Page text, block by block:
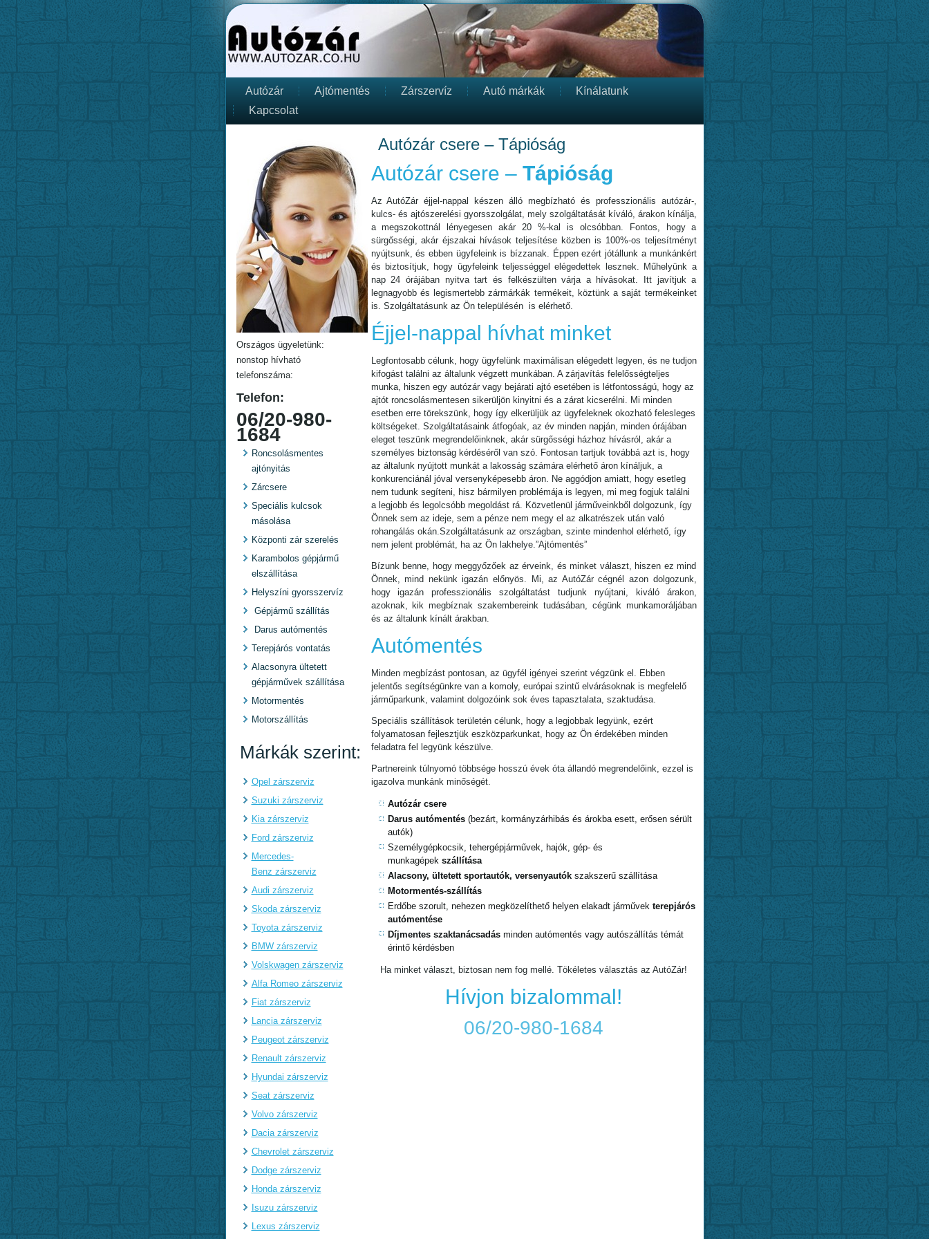
Autózár Ajtómentés Zárszervíz Autó márkák
Kínálatunk
Kapcsolat
Országos ügyeletünk:
nonstop hívható
telefonszáma:
Telefon:
06/20-980-
1684
Roncsolásmentes
ajtónyitás
Zárcsere
Speciális kulcsok
másolása
Központi zár szerelés
Karambolos gépjármű
elszállítása
Helyszíni gyorsszervíz
Gépjármű szállítás
Darus autómentés
Terepjárós vontatás
Alacsonyra ültetett
gépjárművek szállítása
Motormentés
Motorszállítás
Márkák szerint:
Opel zárszerviz
Suzuki zárszerviz
Kia zárszerviz
Ford zárszerviz
Mercedes-
Benz zárszerviz
Audi zárszerviz
Skoda zárszerviz
Toyota zárszerviz
BMW zárszerviz
Volskwagen zárszerviz
Alfa Romeo zárszerviz
Fiat zárszerviz
Lancia zárszerviz
Peugeot zárszerviz
Renault zárszerviz
Hyundai zárszerviz
Seat zárszerviz
Volvo zárszerviz
Dacia zárszerviz
Chevrolet zárszerviz
Dodge zárszerviz
Honda zárszerviz
Isuzu zárszerviz
Lexus zárszerviz
Autózár csere – Tápióság
Autózár csere – Tápióság
Az AutóZár éjjel-nappal készen álló megbízható és professzionális autózár-,
kulcs- és ajtószerelési gyorsszolgálat, mely szolgáltatását kíváló, árakon kínálja,
a megszokottnál lényegesen akár 20 %-kal is olcsóbban. Fontos, hogy a
sürgősségi, akár éjszakai hívások teljesítése közben is 100%-os teljesítményt
nyújtsunk, és ebben ügyfeleink is bízzanak. Éppen ezért jótállunk a munkánkért
és biztosítjuk, hogy ügyfeleink teljességgel elégedettek lesznek. Műhelyünk a
nap 24 órájában nyitva tart és felkészülten várja a hívásokat. Itt javítjuk a
legnagyobb és legismertebb zármárkák termékeit, köztünk a saját termékeinket
is. Szolgáltatásunk az Ön településén is elérhető.
Éjjel-nappal hívhat minket
Legfontosabb célunk, hogy ügyfelünk maximálisan elégedett legyen, és ne tudjon
kifogást találni az általunk végzett munkában. A zárjavítás felelősségteljes
munka, hiszen egy autózár vagy bejárati ajtó esetében is létfontosságú, hogy az
ajtót roncsolásmentesen sikerüljön kinyitni és a zárat kicserélni. Mi minden
esetben erre törekszünk, hogy így elkerüljük az ügyfeleknek okozható felesleges
költségeket. Szolgáltatásaink átfogóak, az év minden napján, minden órájában
eleget teszünk megrendelőinknek, akár sürgősségi házhoz hívásról, akár a
személyes biztonság kérdéséről van szó. Fontosan tartjuk továbbá azt is, hogy
az általunk nyújtott munkát a lakosság számára elérhető áron kínáljuk, a
konkurenciánál jóval versenyképesebb áron. Ne aggódjon amiatt, hogy esetleg
nem tudunk segíteni, hisz bármilyen problémája is legyen, mi meg fogjuk találni
a legjobb és legolcsóbb megoldást rá. Közvetlenül járműveinkből dolgozunk, így
Önnek sem az ideje, sem a pénze nem megy el az alkatrészek után való
rohangálás okán.Szolgáltatásunk az országban, szinte mindenhol elérhető, így
nem jelent problémát, ha az Ön lakhelye.”Ajtómentés”
Bízunk benne, hogy meggyőzőek az érveink, és minket választ, hiszen ez mind
Önnek, mind nekünk igazán előnyös. Mi, az AutóZár cégnél azon dolgozunk,
hogy igazán professzionális szolgáltatást tudjunk nyújtani, kiváló árakon,
azoknak, kik megbíznak szakembereink tudásában, cégünk munkamoráljában
és az általunk kínált árakban.
Autómentés
Minden megbízást pontosan, az ügyfél igényei szerint végzünk el. Ebben
jelentős segítségünkre van a komoly, európai szintű elvárásoknak is megfelelő
járműparkunk, valamint dolgozóink sok éves tapasztalata, szaktudása.
Speciális szállítások területén célunk, hogy a legjobbak legyünk, ezért
folyamatosan fejlesztjük eszközparkunkat, hogy az Ön érdekében minden
feladatra fel legyünk készülve.
Partnereink túlnyomó többsége hosszú évek óta állandó megrendelőink, ezzel is
igazolva munkánk minőségét.
Autózár csere
Darus autómentés (bezárt, kormányzárhibás és árokba esett, erősen sérült
autók)
Személygépkocsik, tehergépjárművek, hajók, gép- és
munkagépek szállítása
Alacsony, ültetett sportautók, versenyautók szakszerű szállítása
Motormentés-szállítás
Erdőbe szorult, nehezen megközelíthető helyen elakadt járművek terepjárós
autómentése
Díjmentes szaktanácsadás minden autómentés vagy autószállítás témát
érintő kérdésben
Ha minket választ, biztosan nem fog mellé. Tökéletes választás az AutóZár!
Hívjon bizalommal!
06/20-980-1684